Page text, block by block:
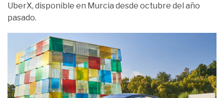
UberX, disponible en Murcia desde octubre del año
pasado.